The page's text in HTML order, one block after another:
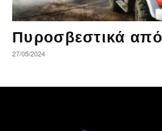
Πυροσβεστικά
27/05/2024